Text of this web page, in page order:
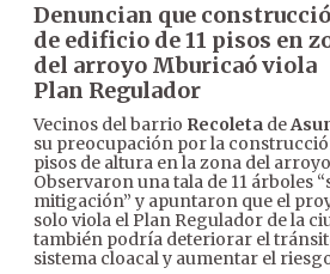
Denuncian que
de edificio de 11 pisos en
del arroyo Mburicaó viola
Plan Regulador
Vecinos del barrio Recoleta de
su preocupación por la
pisos de altura en la zona del
Observaron una tala de 11 árboles
mitigación” y apuntaron que el
solo viola el Plan Regulador de la
también podría deteriorar el
sistema cloacal y aumentar el